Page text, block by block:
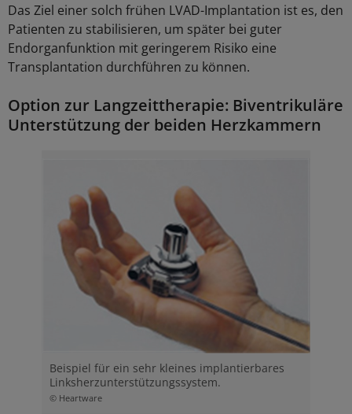
Das Ziel einer solch frühen LVAD-Implantation ist es, den
Patienten zu stabilisieren, um später bei guter
Endorganfunktion mit geringerem Risiko eine
Transplantation durchführen zu können.
Option zur Langzeittherapie: Biventrikuläre
Unterstützung der beiden Herzkammern
Beispiel für ein sehr kleines implantierbares
Linksherzunterstützungssystem.
© Heartware